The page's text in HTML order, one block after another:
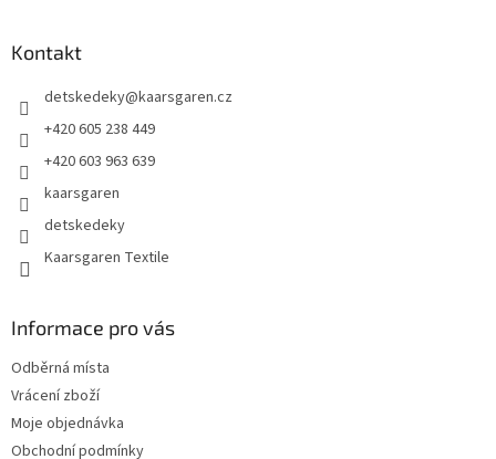
Kontakt
detskedeky@kaarsgaren.cz
+420 605 238 449
+420 603 963 639
kaarsgaren
detskedeky
Kaarsgaren Textile
Informace pro vás
Odběrná místa
Vrácení zboží
Moje objednávka
Obchodní podmínky